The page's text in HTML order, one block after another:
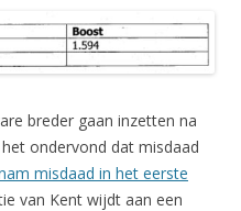
breder gaan inzetten na
ondervond dat misdaad
misdaad in het eerste
van Kent wijdt aan een